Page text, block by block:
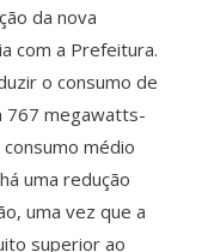
da nova
com a Prefeitura.
o consumo de
767 megawatts-
médio
uma redução
uma vez que a
superior ao